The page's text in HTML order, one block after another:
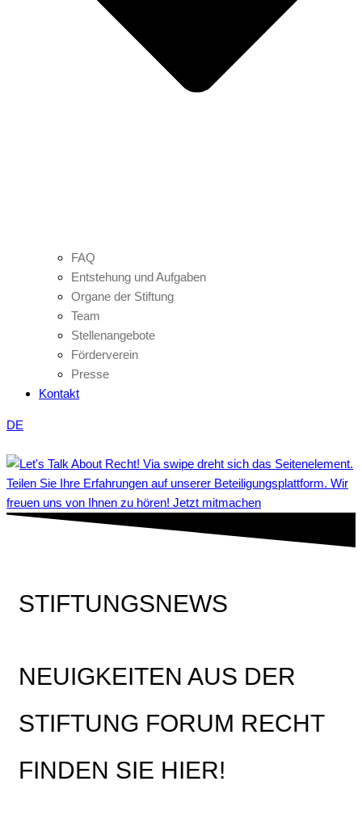
FAQ
Entstehung und Aufgaben
Organe der Stiftung
Team
Stellenangebote
Förderverein
Presse
Kontakt
DE
Teilen Sie Ihre Erfahrungen auf unserer Beteiligungsplattform. Wir
freuen uns von Ihnen zu hören! Jetzt mitmachen
STIFTUNGSNEWS
NEUIGKEITEN AUS DER
STIFTUNG FORUM RECHT
FINDEN SIE HIER!